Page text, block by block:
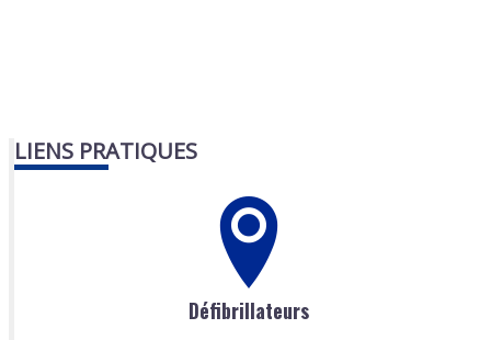
LIENS PRATIQUES
Défibrillateurs